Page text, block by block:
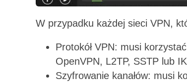
W przypadku każdej sieci VPN,
Protokół VPN: musi
OpenVPN, L2TP, SSTP lub
Szyfrowanie kanałów: musi